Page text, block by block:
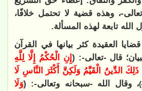
، وهذه قضية لا تحتمل خلافًا،
الله تابعة لهذه المسألة.
العقيدة كثر بيانها في القرآن
قال -تعالى-: (إِنِ الْحُكْمُ إِلَّا لِلَّهِ
ذَلِكَ الدِّينُ الْقَيِّمُ وَلَكِنَّ أَكْثَرَ النَّاسِ لَا
، وقال الله -سبحانه وتعالى-: (وَلَا